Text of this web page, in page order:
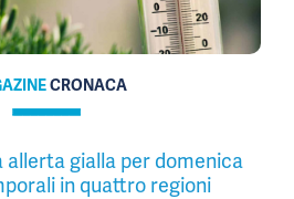
CRONACA
allerta gialla per domenica
in quattro regioni